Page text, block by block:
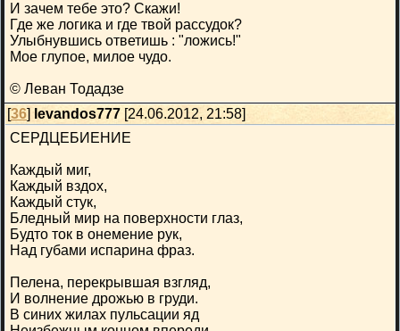
И зачем тебе это? Скажи!
Где же логика и где твой рассудок?
Улыбнувшись ответишь : "ложись!"
Мое глупое, милое чудо.
© Леван Тодадзе
[36] levandos777 [24.06.2012, 21:58]
СЕРДЦЕБИЕНИЕ
Каждый миг,
Каждый вздох,
Каждый стук,
Бледный мир на поверхности глаз,
Будто ток в онемение рук,
Над губами испарина фраз.
Пелена, перекрывшая взгляд,
И волнение дрожью в груди.
В синих жилах пульсации яд